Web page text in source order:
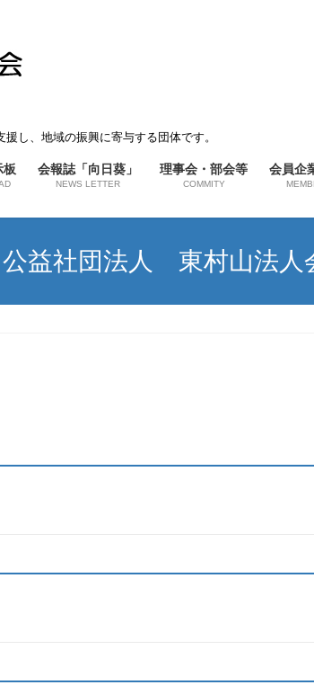
援し、地域の振興に寄与する団体です。
板 会報誌「向日葵」
NEWS LETTER
理事会・部会等
COMMITY
会員企
公益社団法人 東村山法人